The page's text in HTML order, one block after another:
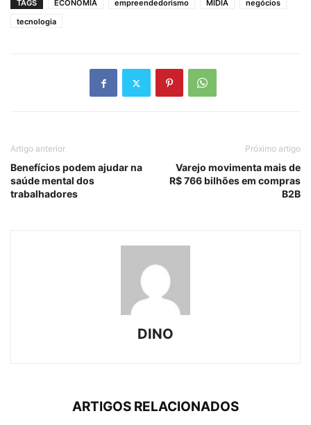
TAGS ECONOMIA empreendedorismo MÍDIA
negócios
tecnologia
Artigo anterior
Benefícios podem ajudar na
saúde mental dos
trabalhadores
Próximo artigo
Varejo movimenta mais de
R$ 766 bilhões em compras
B2B
DINO
ARTIGOS RELACIONADOS